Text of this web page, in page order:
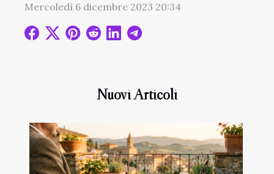
Nuovi Articoli
Mercoledì 6 dicembre 2023 20:34